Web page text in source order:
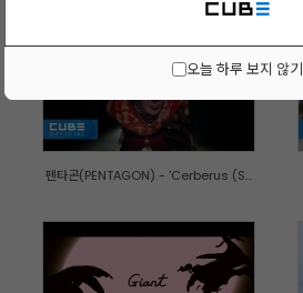
오늘 하루 보지 않기
펜타곤(PENTAGON) - 'Cerberus (S...